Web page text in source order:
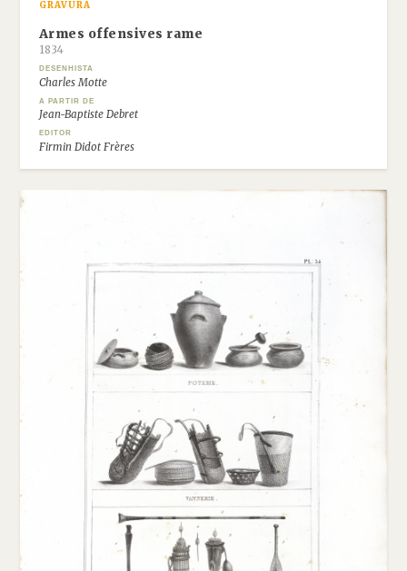
GRAVURA
Armes offensives rame
1834
DESENHISTA
Charles Motte
A PARTIR DE
Jean-Baptiste Debret
EDITOR
Firmin Didot Frères